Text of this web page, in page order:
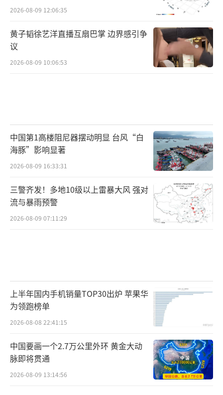
2026-08-09 12:06:35
黄子韬徐艺洋直播互扇巴掌 边界感引争
议
2026-08-09 10:06:53
中国第1高楼阻尼器摆动明显 台风“白
海豚”影响显著
2026-08-09 16:33:31
三警齐发！多地10级以上雷暴大风 强对
流与暴雨预警
2026-08-09 07:11:29
上半年国内手机销量TOP30出炉 苹果华
为领跑榜单
2026-08-08 22:41:15
中国要画一个2.7万公里外环 黄金大动
脉即将贯通
2026-08-09 13:14:56